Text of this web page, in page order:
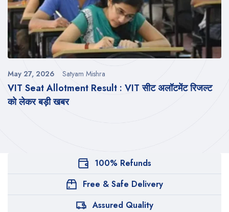
VIT Seat Allotment Result : VIT सीट अलॉटमेंट रिजल्ट
को लेकर बड़ी खबर
May 27, 2026 Satyam Mishra
100% Refunds
Free & Safe Delivery
Assured Quality